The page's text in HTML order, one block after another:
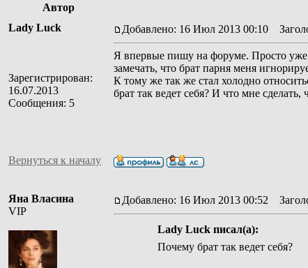
Автор
Lady Luck
Зарегистрирован:
16.07.2013
Сообщения: 5
Добавлено: 16 Июл 2013 00:10
Я впервые пишу на форуме. Просто уже
замечать, что брат парня меня
К тому же так же стал холодно
брат так ведет себя? И что мне
Вернуться к началу
Яна Власина
VIP
Добавлено: 16 Июл 2013 00:52
Lady Luck писал(а):
Почему брат так ведет себя?